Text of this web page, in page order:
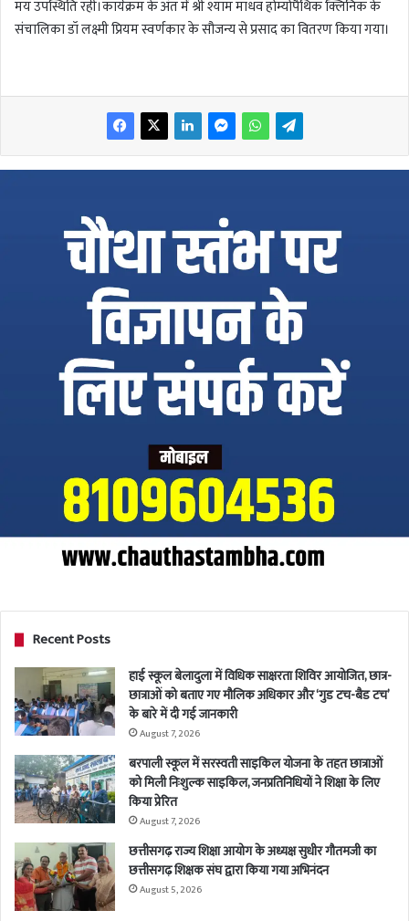
मय उपस्थिति रही।कार्यक्रम के अंत में श्री श्याम माधव होम्योपैथिक क्लिनिक के
संचालिका डॉ लक्ष्मी प्रियम स्वर्णकार के सौजन्य से प्रसाद का वितरण किया गया।
Recent Posts
हाई स्कूल बेलादुला में विधिक साक्षरता शिविर आयोजित, छात्र-
छात्राओं को बताए गए मौलिक अधिकार और ‘गुड टच-बैड टच’
के बारे में दी गई जानकारी
August 7, 2026
बरपाली स्कूल में सरस्वती साइकिल योजना के तहत छात्राओं
को मिली निःशुल्क साइकिल, जनप्रतिनिधियों ने शिक्षा के लिए
किया प्रेरित
August 7, 2026
छत्तीसगढ़ राज्य शिक्षा आयोग के अध्यक्ष सुधीर गौतमजी का
छत्तीसगढ़ शिक्षक संघ द्वारा किया गया अभिनंदन
August 5, 2026